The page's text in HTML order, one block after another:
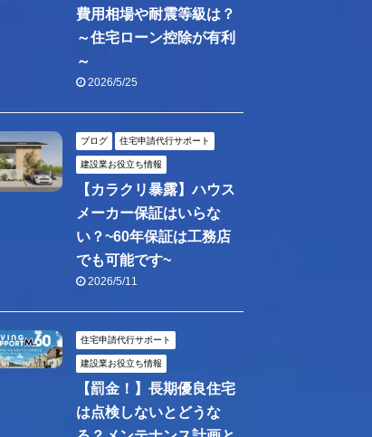
費用相場や耐震等級は？
～住宅ローン控除が有利
～
2026/5/25
ブログ 住宅申請代行サポート
建設業お役立ち情報
【カラクリ暴露】ハウス
メーカー保証はいらな
い？~60年保証は工務店
でも可能です~
2026/5/11
住宅申請代行サポート
建設業お役立ち情報
【罰金！】長期優良住宅
は点検しないとどうな